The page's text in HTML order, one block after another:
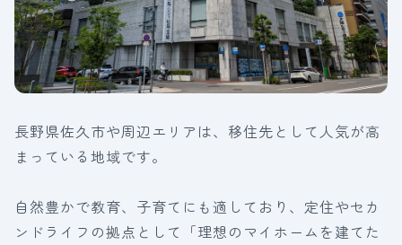
長野県佐久市や周辺エリアは、移住先として人気が高
まっている地域です。
自然豊かで教育、子育てにも適しており、定住やセカ
ンドライフの拠点として「理想のマイホームを建てた